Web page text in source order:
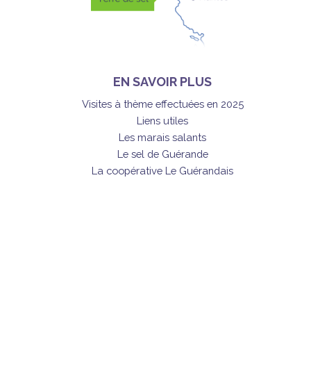
EN SAVOIR PLUS
Visites à thème effectuées en 2025
Liens utiles
Les marais salants
Le sel de Guérande
La coopérative Le Guérandais